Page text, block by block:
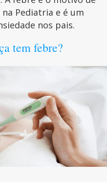
Pediatria e é um
nos pais.
tem febre?